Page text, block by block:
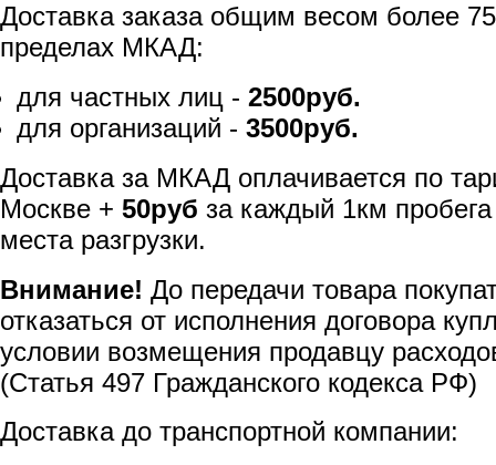
Доставка заказа общим весом более
пределах МКАД:
для частных лиц - 2500руб.
для организаций - 3500руб.
Доставка за МКАД оплачивается по
Москве + 50руб за каждый 1км
места разгрузки.
Внимание! До передачи товара
отказаться от исполнения договора
условии возмещения продавцу
(Статья 497 Гражданского кодекса РФ)
Доставка до транспортной компании: